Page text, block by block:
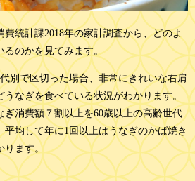
統計課2018年の家計調査から、どのよ
るのかを見てみます。
別で区切った場合、非常にきれいな右肩
なぎを食べている状況がわかります。
ぎ消費額７割以上を60歳以上の高齢世代
均して年に1回以上はうなぎのかば焼き
ります。